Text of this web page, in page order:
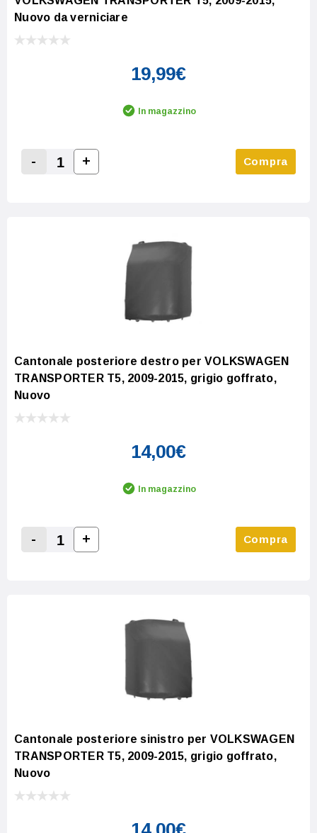
Nuovo da verniciare
19,99€
In magazzino
Decrease Quantity:
-
Increase Quantity:
+ Compra
Cantonale posteriore destro per VOLKSWAGEN
TRANSPORTER T5, 2009-2015, grigio goffrato,
Nuovo
14,00€
In magazzino
Decrease Quantity:
-
Increase Quantity:
+ Compra
Cantonale posteriore sinistro per VOLKSWAGEN
TRANSPORTER T5, 2009-2015, grigio goffrato,
Nuovo